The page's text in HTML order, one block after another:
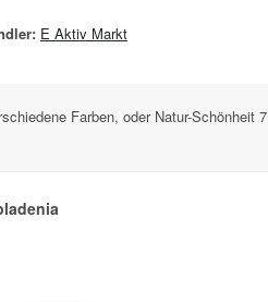
E Aktiv Markt
Farben, oder Natur-Schönheit 7